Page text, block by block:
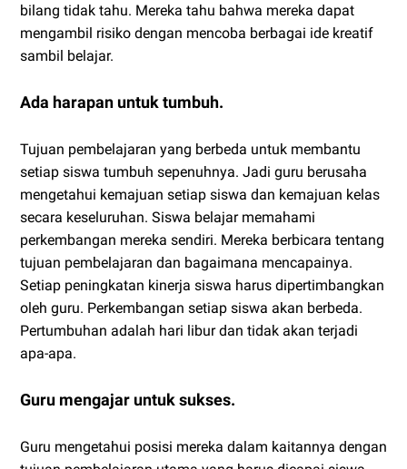
bilang tidak tahu. Mereka tahu bahwa mereka dapat
mengambil risiko dengan mencoba berbagai ide kreatif
sambil belajar.
Ada harapan untuk tumbuh.
Tujuan pembelajaran yang berbeda untuk membantu
setiap siswa tumbuh sepenuhnya. Jadi guru berusaha
mengetahui kemajuan setiap siswa dan kemajuan kelas
secara keseluruhan. Siswa belajar memahami
perkembangan mereka sendiri. Mereka berbicara tentang
tujuan pembelajaran dan bagaimana mencapainya.
Setiap peningkatan kinerja siswa harus dipertimbangkan
oleh guru. Perkembangan setiap siswa akan berbeda.
Pertumbuhan adalah hari libur dan tidak akan terjadi
apa-apa.
Guru mengajar untuk sukses.
Guru mengetahui posisi mereka dalam kaitannya dengan